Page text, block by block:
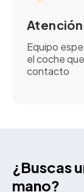
Equipo
el coche
contacto
¿Buscas
mano?